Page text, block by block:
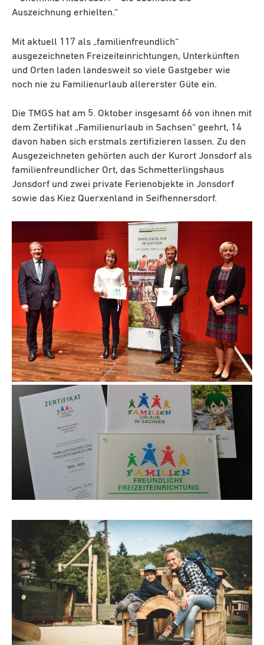
Auszeichnung erhielten.“
Mit aktuell 117 als „familienfreundlich“
ausgezeichneten Freizeiteinrichtungen, Unterkünften
und Orten laden landesweit so viele Gastgeber wie
noch nie zu Familienurlaub allererster Güte ein.
Die TMGS hat am 5. Oktober insgesamt 66 von ihnen mit
dem Zertifikat „Familienurlaub in Sachsen“ geehrt, 14
davon haben sich erstmals zertifizieren lassen. Zu den
Ausgezeichneten gehörten auch der Kurort Jonsdorf als
familienfreundlicher Ort, das Schmetterlingshaus
Jonsdorf und zwei private Ferienobjekte in Jonsdorf
sowie das Kiez Querxenland in Seifhennersdorf.